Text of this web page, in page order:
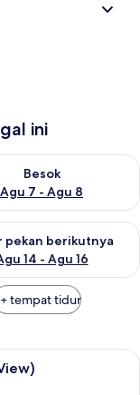
ini
- Agu 7
Besok
Agu 7 - Agu 8
untuk
7 - Agu 9
pekan berikutnya
14 - Agu 16
untuk
tempat tidur
Standar (Princes